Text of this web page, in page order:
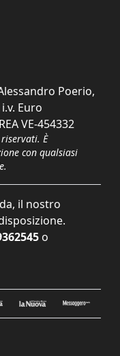
Poerio,
Euro
VE-454332
È
con qualsiasi
il nostro
o